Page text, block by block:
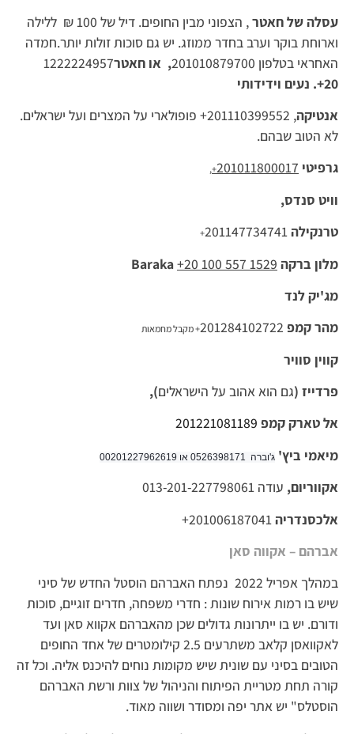
עסלה של חאטר
, הצפוני מבין החופים. דיל של 100 ₪ ללילה
וארוחת בוקר וערב בחדר ממוזג. יש גם סוכות זולות יותר.חמדה
האחראי בטלפון 201010879700
, או חאטר1222224957
20+. נעים וידידותי
אנטיקה
, 201110399552+ פופולארי על המצרים ועל ישראלים.
לא הטוב שבהם.
גרפיטי 201011800017
+
,
וויט סנדס,
טרנקילה201147734741
+
מלון ברקה Baraka+20 100 557 1529
מג'יק לנד
מהר קמפ 201284102722
+מקבל מחמאות
קווין סוויר
פרדייז (גם הוא אהוב על הישראלים),
אל טארק קמפ 201221081189
מיאמי ביץ' ג'וברה 0526398171 או 00201227962619
אקווריום, עודה 013-201-227798061
אלכסנדריה201006187041+
אברהם – אקווה סאן
במהלך אפריל 2022 נפתח האברהם הוסטל החדש של סיני
שיש בו רמות אירוח שונות : חדרי משפחה, חדרים זוגיים, סוכות
ודורם. יש בו ייתרונות גדולים שכן מהאברהם אקווא סאן ועד
לאקוואסן קלאב משתרעים 2.5 קילומטרים של אחד החופים
הטובים בסיני עם שונית שיש מקומות נוחים להיכנס אליה. וכל זה
קורה תחת מטריית הפיתוח והניהול של צוות ורשת האברהם
הוסטלס" יש אתר יפה ומסודר ושווה מאוד.